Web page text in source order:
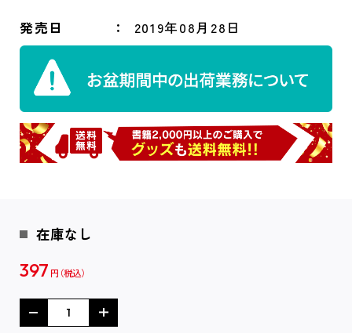
発売日 2019年08月28日
在庫なし
397 円